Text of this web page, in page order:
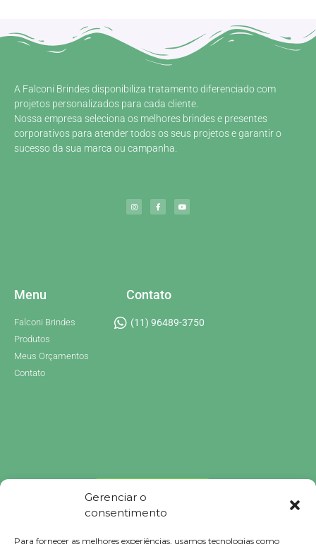
Gerenciar o
consentimento
Para fornecer as melhores experiências, usamos tecnologias como
A Falconi Brindes disponibiliza tratamento diferenciado com
projetos personalizados para cada cliente.
Nossa empresa seleciona os melhores brindes e presentes
corporativos para atender todos os seus projetos e garantir o
sucesso da sua marca ou campanha.
Menu
Falconi Brindes
Produtos
Meus Orçamentos
Contato
Contato
(11) 96489-3750